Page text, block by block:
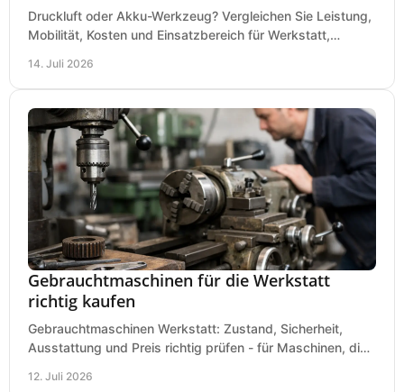
Druckluft oder Akku-Werkzeug? Vergleichen Sie Leistung,
Mobilität, Kosten und Einsatzbereich für Werkstatt,
14. Juli 2026
Gebrauchtmaschinen für die Werkstatt
richtig kaufen
Gebrauchtmaschinen Werkstatt: Zustand, Sicherheit,
Ausstattung und Preis richtig prüfen - für Maschinen, die
12. Juli 2026